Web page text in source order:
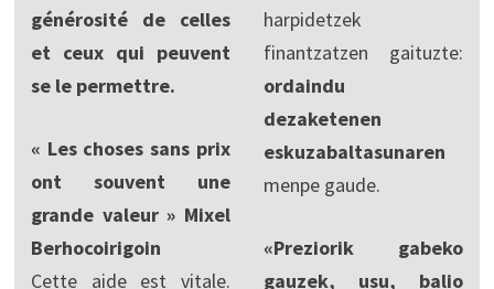
générosité de celles
et ceux qui peuvent
se le permettre.
« Les choses sans prix
ont souvent une
grande valeur » Mixel
Berhocoirigoin
Cette aide est vitale.
harpidetzek
finantzatzen gaituzte:
ordaindu
dezaketenen
eskuzabaltasunaren
menpe gaude.
«Preziorik gabeko
gauzek, usu, balio